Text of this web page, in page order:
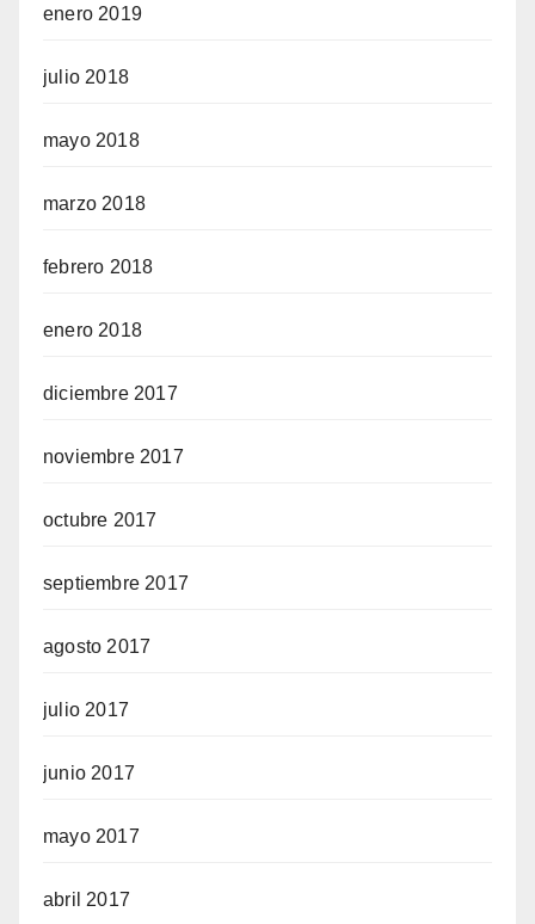
enero 2019
julio 2018
mayo 2018
marzo 2018
febrero 2018
enero 2018
diciembre 2017
noviembre 2017
octubre 2017
septiembre 2017
agosto 2017
julio 2017
junio 2017
mayo 2017
abril 2017